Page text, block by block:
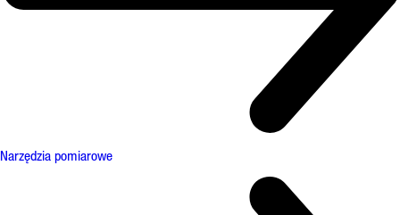
Narzędzia pomiarowe